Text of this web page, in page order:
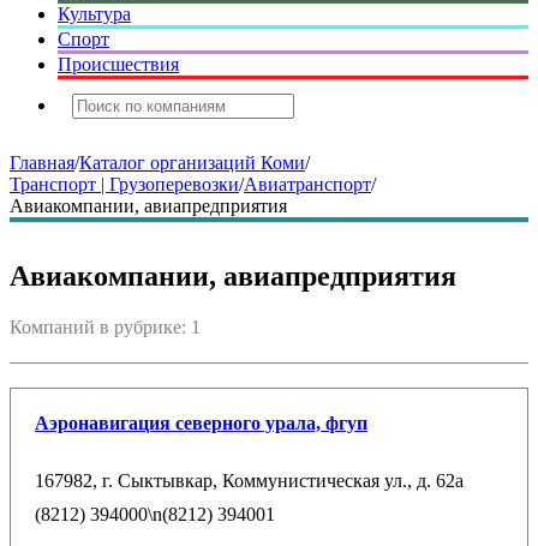
Культура
Спорт
Происшествия
Главная/Каталог организаций Коми/
Транспорт | Грузоперевозки/Авиатранспорт/
Авиакомпании, авиапредприятия
Авиакомпании, авиапредприятия
Компаний в рубрике: 1
Аэронавигация северного урала, фгуп
167982, г. Сыктывкар, Коммунистическая ул., д. 62а
(8212) 394000\n(8212) 394001